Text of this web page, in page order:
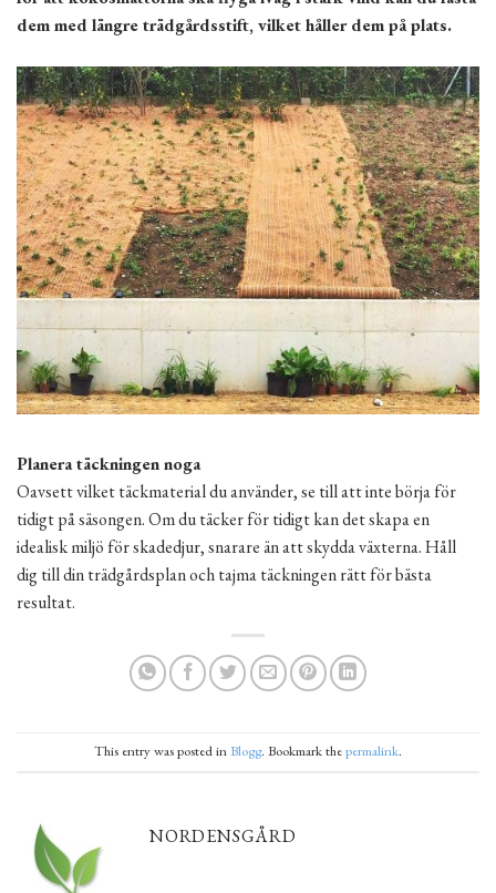
dem med längre trädgårdsstift, vilket håller dem på plats.
Planera täckningen noga
Oavsett vilket täckmaterial du använder, se till att inte börja för
tidigt på säsongen. Om du täcker för tidigt kan det skapa en
idealisk miljö för skadedjur, snarare än att skydda växterna. Håll
dig till din trädgårdsplan och tajma täckningen rätt för bästa
resultat.
This entry was posted in Blogg. Bookmark thepermalink.
NORDENSGÅRD